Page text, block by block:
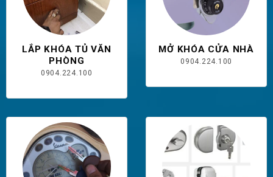
LẮP KHÓA TỦ VĂN
PHÒNG
0904.224.100
MỞ KHÓA CỬA NHÀ
0904.224.100